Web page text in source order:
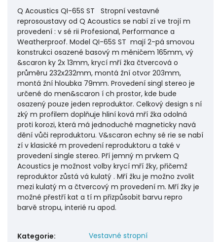
Q Acoustics QI-65S ST Stropní vestavné
reprosoustavy od Q Acoustics se nabí zí ve trojí m
provedení : v sé rii Profesional, Performance a
Weatherproof. Model QI-65S ST mají 2-pá smovou
konstrukci osazené basový m měničem 165mm, vý
&scaron ky 2x 13mm, krycí mří žka čtvercová o
průměru 232x232mm, montá žní otvor 203mm,
montá žní hloubka 79mm. Provedení singl stereo je
určené do men&scaron í ch prostor, kde bude
osazený pouze jeden reproduktor. Celkový design s ní
zký m profilem doplňuje hliní ková mří žka odolná
proti korozi, která má jednoduché magneticky navá
dění vůči reproduktoru. V&scaron echny sé rie se nabí
zí v klasické m provedení reproduktoru a také v
provedení single stereo. Pří jemný m prvkem Q
Acoustics je možnost volby krycí mří žky, přičemž
reproduktor zůstá vá kulatý . Mří žku je možno zvolit
mezi kulatý m a čtvercový m provedení m. Mří žky je
možné přestří kat a tí m přizpůsobit barvu repro
barvě stropu, interié ru apod.
Kategorie:
Vestavné stropní